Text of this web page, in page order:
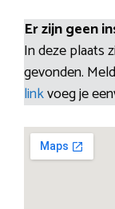
Er zijn geen
In deze plaats
gevonden.
linkvoeg je